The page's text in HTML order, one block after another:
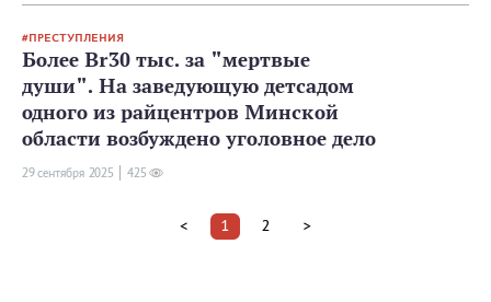
ПРЕСТУПЛЕНИЯ
Более Br30 тыс. за "мертвые
души". На заведующую детсадом
одного из райцентров Минской
области возбуждено уголовное дело
29 сентября 2025 425
< 1 2 >